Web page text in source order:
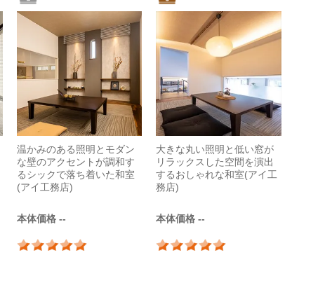
温かみのある照明とモダン
な壁のアクセントが調和す
るシックで落ち着いた和室
(アイ工務店)
本体価格 --
大きな丸い照明と低い窓が
リラックスした空間を演出
するおしゃれな和室(アイ工
務店)
本体価格 --